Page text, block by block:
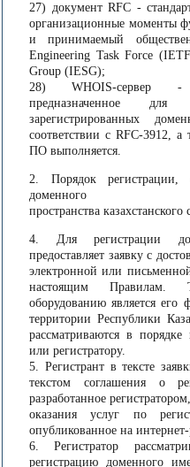
27) документ RFC -
организационные моменты
и принимаемый
Engineering Task Force
Group (IESG);
28) WHOIS-сервер -
предназначенное
зарегистрированных
соответствии с RFC-3912,
ПО выполняется.
2. Порядок регистрации,
доменного
пространства
4. Для регистрации
предоставляет заявку с
электронной или
настоящим Правилам.
оборудованию является его
территории Республики
рассматриваются в
или регистратору.
5. Регистрант в тексте
текстом соглашения о
разработанное
оказания услуг по
опубликованное на интернет-
6. Регистратор
регистрацию доменного